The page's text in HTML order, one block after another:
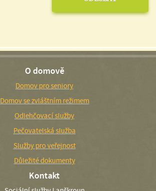
O domově
Domov pro seniory
Domov se zvláštním režimem
Odlehčovací služby
Pečovatelská služba
Služby pro veřejnost
Důležité dokumenty
Kontakt